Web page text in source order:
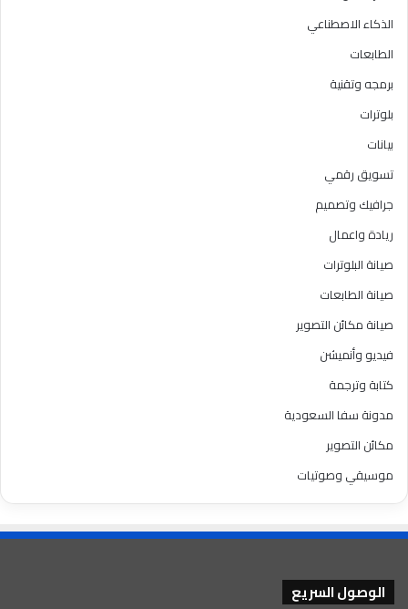
الذكاء الاصطناعي
الطابعات
برمجه وتقنية
بلوترات
بيانات
تسويق رقمي
جرافيك وتصميم
ريادة واعمال
صيانة البلوترات
صيانة الطابعات
صيانة مكائن التصوير
فيديو وأنميشن
كتابة وترجمة
مدونة سفا السعودية
مكائن التصوير
موسيقي وصوتيات
الوصول السريع